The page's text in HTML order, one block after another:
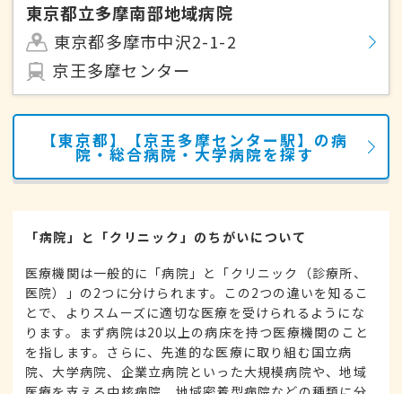
東京都立多摩南部地域病院
東京都多摩市中沢2-1-2
京王多摩センター
【東京都】【京王多摩センター駅】の病
院・総合病院・大学病院を探す
「病院」と「クリニック」のちがいについて
医療機関は一般的に「病院」と「クリニック（診療所、
医院）」の2つに分けられます。この2つの違いを知るこ
とで、よりスムーズに適切な医療を受けられるようにな
ります。まず病院は20以上の病床を持つ医療機関のこと
を指します。さらに、先進的な医療に取り組む国立病
院、大学病院、企業立病院といった大規模病院や、地域